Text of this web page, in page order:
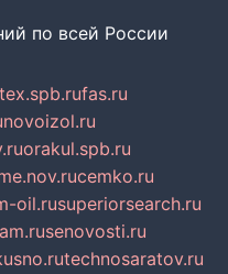
по всей России
fas.ru
novoizol.ru
orakul.spb.ru
cemko.ru
oil.rusuperiorsearch.ru
senovosti.ru
technosaratov.ru